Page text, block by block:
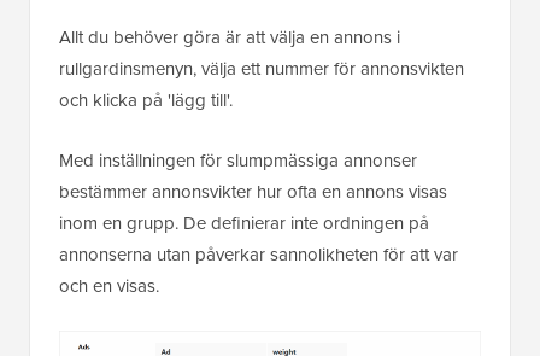
Allt du behöver göra är att välja en annons i
rullgardinsmenyn, välja ett nummer för annonsvikten
och klicka på 'lägg till'.
Med inställningen för slumpmässiga annonser
bestämmer annonsvikter hur ofta en annons visas
inom en grupp. De definierar inte ordningen på
annonserna utan påverkar sannolikheten för att var
och en visas.